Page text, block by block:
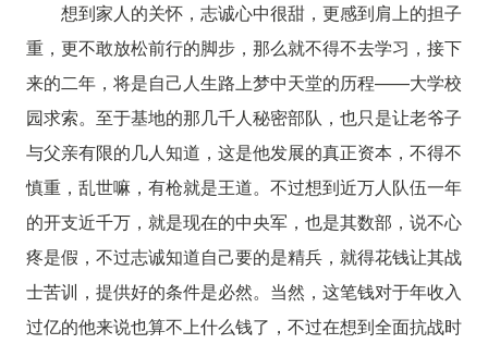
想到家人的关怀，志诚心中很甜，更感到肩上的担子
重，更不敢放松前行的脚步，那么就不得不去学习，接下
来的二年，将是自己人生路上梦中天堂的历程——大学校
园求索。至于基地的那几千人秘密部队，也只是让老爷子
与父亲有限的几人知道，这是他发展的真正资本，不得不
慎重，乱世嘛，有枪就是王道。不过想到近万人队伍一年
的开支近千万，就是现在的中央军，也是其数部，说不心
疼是假，不过志诚知道自己要的是精兵，就得花钱让其战
士苦训，提供好的条件是必然。当然，这笔钱对于年收入
过亿的他来说也算不上什么钱了，不过在想到全面抗战时